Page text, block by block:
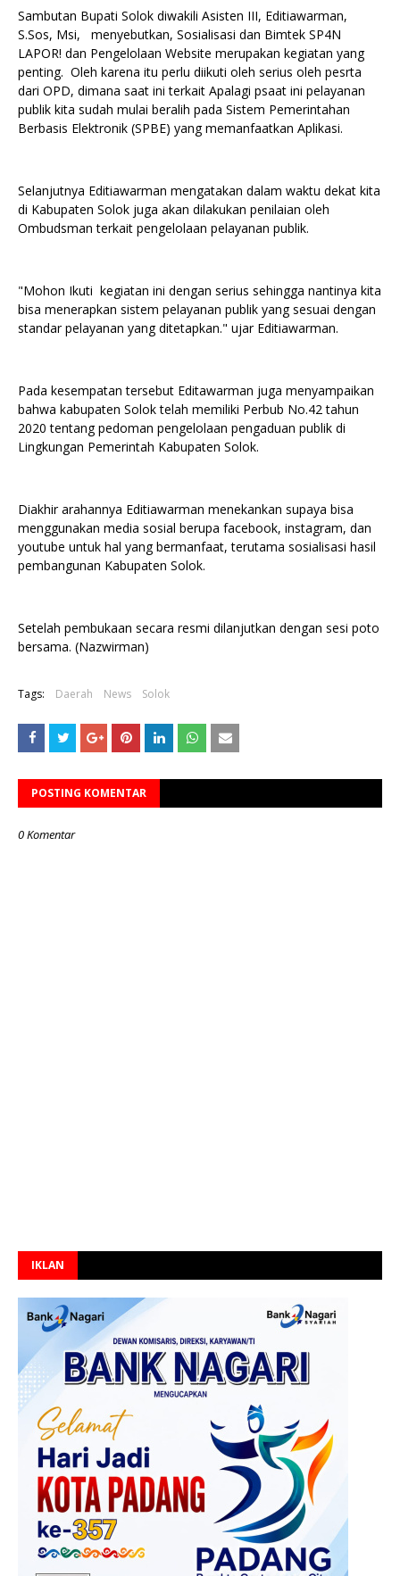
Sambutan Bupati Solok diwakili Asisten III, Editiawarman,
S.Sos, Msi, menyebutkan, Sosialisasi dan Bimtek SP4N
LAPOR! dan Pengelolaan Website merupakan kegiatan yang
penting. Oleh karena itu perlu diikuti oleh serius oleh pesrta
dari OPD, dimana saat ini terkait Apalagi psaat ini pelayanan
publik kita sudah mulai beralih pada Sistem Pemerintahan
Berbasis Elektronik (SPBE) yang memanfaatkan Aplikasi.
Selanjutnya Editiawarman mengatakan dalam waktu dekat kita
di Kabupaten Solok juga akan dilakukan penilaian oleh
Ombudsman terkait pengelolaan pelayanan publik.
"Mohon Ikuti kegiatan ini dengan serius sehingga nantinya kita
bisa menerapkan sistem pelayanan publik yang sesuai dengan
standar pelayanan yang ditetapkan." ujar Editiawarman.
Pada kesempatan tersebut Editawarman juga menyampaikan
bahwa kabupaten Solok telah memiliki Perbub No.42 tahun
2020 tentang pedoman pengelolaan pengaduan publik di
Lingkungan Pemerintah Kabupaten Solok.
Diakhir arahannya Editiawarman menekankan supaya bisa
menggunakan media sosial berupa facebook, instagram, dan
youtube untuk hal yang bermanfaat, terutama sosialisasi hasil
pembangunan Kabupaten Solok.
Setelah pembukaan secara resmi dilanjutkan dengan sesi poto
bersama. (Nazwirman)
Tags: Daerah News Solok
POSTING KOMENTAR
0 Komentar
IKLAN